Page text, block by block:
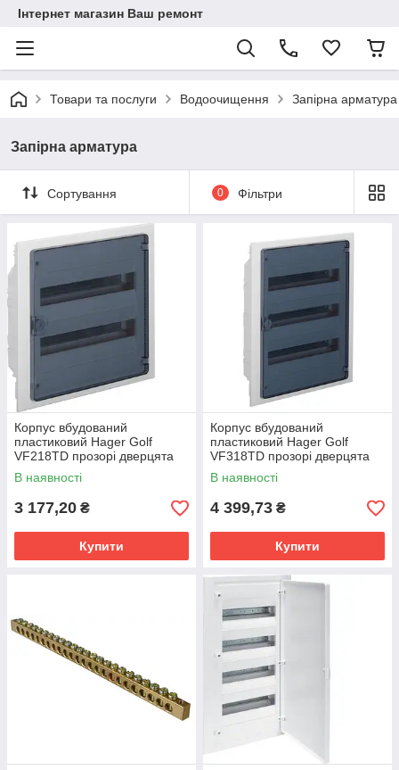
Інтернет магазин Ваш ремонт
Товари та послуги Водоочищення Запірна арматура
Запірна арматура
Сортування 0 Фільтри
Корпус вбудований
пластиковий Hager Golf
VF218TD прозорі дверцята
В наявності
3 177,20 ₴
Купити
Корпус вбудований
пластиковий Hager Golf
VF318TD прозорі дверцята
В наявності
4 399,73 ₴
Купити